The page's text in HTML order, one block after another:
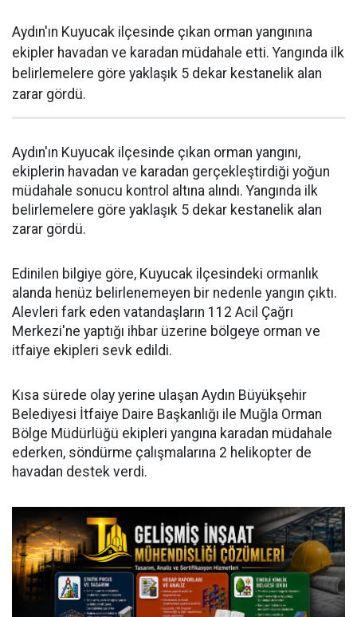
Aydın'ın Kuyucak ilçesinde çıkan orman yangınına
ekipler havadan ve karadan müdahale etti. Yangında ilk
belirlemelere göre yaklaşık 5 dekar kestanelik alan
zarar gördü.
Aydın'ın Kuyucak ilçesinde çıkan orman yangını,
ekiplerin havadan ve karadan gerçekleştirdiği yoğun
müdahale sonucu kontrol altına alındı. Yangında ilk
belirlemelere göre yaklaşık 5 dekar kestanelik alan
zarar gördü.
Edinilen bilgiye göre, Kuyucak ilçesindeki ormanlık
alanda henüz belirlenemeyen bir nedenle yangın çıktı.
Alevleri fark eden vatandaşların 112 Acil Çağrı
Merkezi'ne yaptığı ihbar üzerine bölgeye orman ve
itfaiye ekipleri sevk edildi.
Kısa sürede olay yerine ulaşan Aydın Büyükşehir
Belediyesi İtfaiye Daire Başkanlığı ile Muğla Orman
Bölge Müdürlüğü ekipleri yangına karadan müdahale
ederken, söndürme çalışmalarına 2 helikopter de
havadan destek verdi.